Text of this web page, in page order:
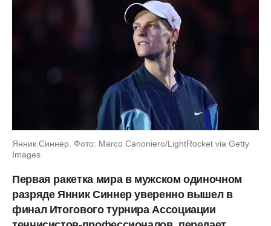
Янник Синнер. Фото: Marco Canoniero/LightRocket via Getty
Images
Первая ракетка мира в мужском одиночном
разряде Янник Синнер уверенно вышел в
финал Итогового турнира Ассоциации